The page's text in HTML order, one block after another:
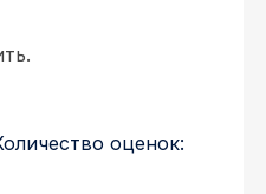
оценок: